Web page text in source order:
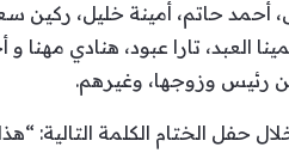
أحمد حاتم، أمينة خليل، ركين
تارا عبود، هنادي مهنا و
رئيس وزوجها، وغيرهم.
حفل الختام الكلمة التالية: “هذا